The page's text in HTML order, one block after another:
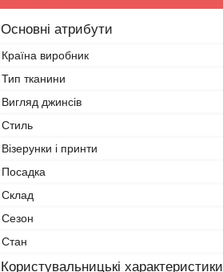
Основні атрибути
Країна виробник
Тип тканини
Вигляд джинсів
Стиль
Візерунки і принти
Посадка
Склад
Сезон
Стан
Користувальницькі характеристики